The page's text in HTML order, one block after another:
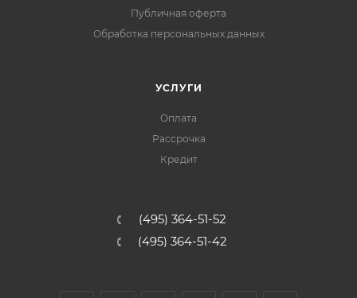
Публичная оферта
Обработка персональных данных
УСЛУГИ
Оплата
Рассрочка
Кредит
(495) 364-51-52
(495) 364-51-42